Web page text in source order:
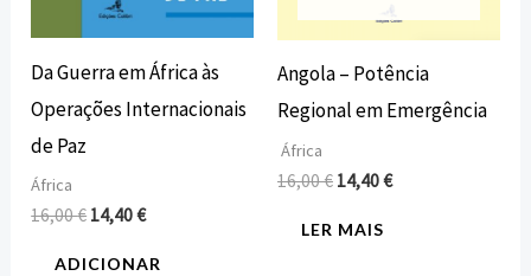
Da Guerra em África às
Operações Internacionais
de Paz
África
16,00€ 14,40€
ADICIONAR
Angola – Potência
Regional em Emergência
África
16,00€ 14,40€
LER MAIS